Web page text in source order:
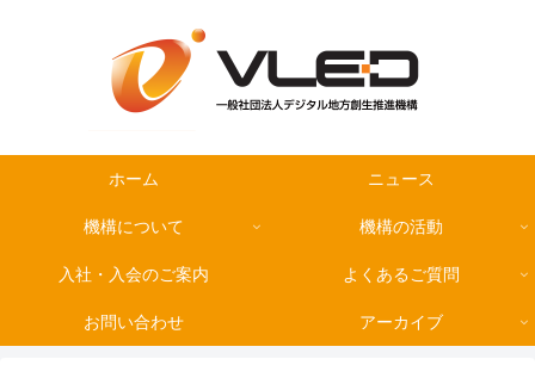
ホーム ニュース
機構について 機構の活動
入社・入会のご案内 よくあるご質問
お問い合わせ アーカイブ